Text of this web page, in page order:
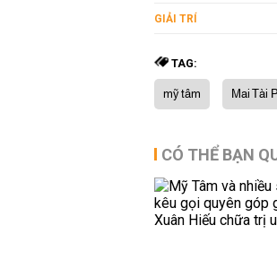
GIẢI TRÍ
TAG:
mỹ tâm Mai Tài
CÓ THỂ BẠN